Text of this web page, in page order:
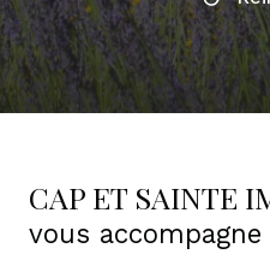
CAP ET SAINTE
vous accompagne